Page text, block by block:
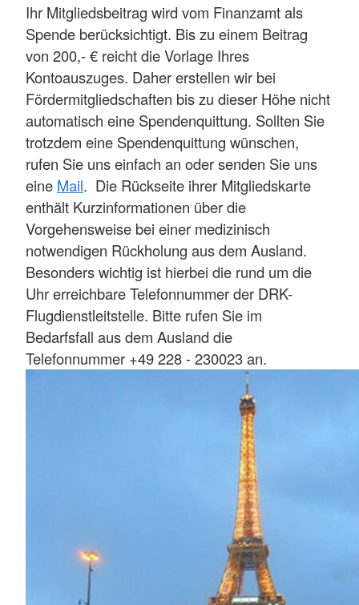
Ihr Mitgliedsbeitrag wird vom Finanzamt als
Spende berücksichtigt. Bis zu einem Beitrag
von 200,- € reicht die Vorlage Ihres
Kontoauszuges. Daher erstellen wir bei
Fördermitgliedschaften bis zu dieser Höhe nicht
automatisch eine Spendenquittung. Sollten Sie
trotzdem eine Spendenquittung wünschen,
rufen Sie uns einfach an oder senden Sie uns
eine Mail. Die Rückseite ihrer Mitgliedskarte
enthält Kurzinformationen über die
Vorgehensweise bei einer medizinisch
notwendigen Rückholung aus dem Ausland.
Besonders wichtig ist hierbei die rund um die
Uhr erreichbare Telefonnummer der DRK-
Flugdienstleitstelle. Bitte rufen Sie im
Bedarfsfall aus dem Ausland die
Telefonnummer +49 228 - 230023 an.